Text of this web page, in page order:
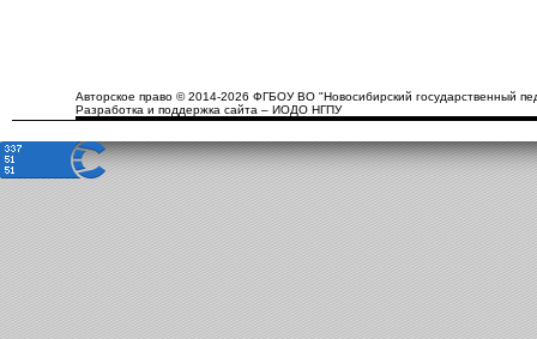
Авторское право © 2014-2026 ФГБОУ ВО "Новосибирский государственный
Разработка и поддержка сайта – ИОДО НГПУ